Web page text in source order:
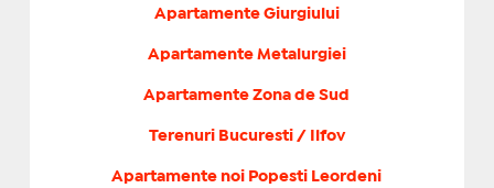
Apartamente Giurgiului
Apartamente Metalurgiei
Apartamente Zona de Sud
Terenuri Bucuresti / Ilfov
Apartamente noi Popesti Leordeni